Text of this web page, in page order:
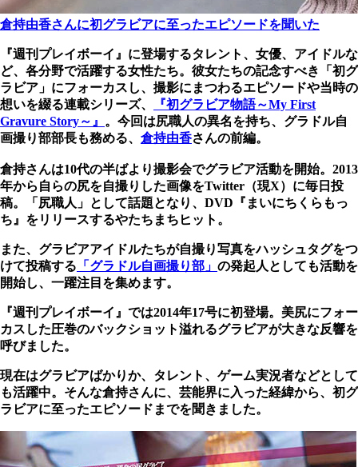
倉持由香さんに初グラビアに至ったエピソードを聞いた
『週刊プレイボーイ』に登場するタレント、女優、アイドルな
ど、各分野で活躍する女性たち。彼女たちの記念すべき「初グ
ラビア」にフォーカスし、撮影にまつわるエピソードや当時の
想いを綴る連載シリーズ、
『初グラビア物語～My First
Gravure Story～』 。今回は尻職人の異名を持ち、グラドル自
画撮り部部長も務める、 倉持由香さんの前編。
倉持さんは10代の半ばより撮影会でグラビア活動を開始。2013
年から自らの尻を自撮りした画像をTwitter（現X）に毎日投
稿。「尻職人」として話題となり、DVD『まいにちくらもっ
ち』をリリースするやたちまちヒット。
また、グラビアアイドルたちが自撮り写真をハッシュタグをつ
けて投稿する 「グラドル自画撮り部」 の発起人としても活動を
開始し、一躍注目を集めます。
『週刊プレイボーイ』では2014年17号に初登場。美尻にフォー
カスした圧巻のバックショット溢れるグラビアが大きな反響を
呼びました。
現在はグラビアばかりか、タレント、ゲーム実況者などとして
も活躍中。そんな倉持さんに、芸能界に入った経緯から、初グ
ラビアに至ったエピソードまでを聞きました。